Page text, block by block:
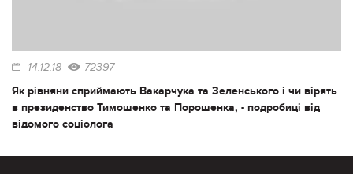
14.12.18 72397
Як рівняни сприймають Вакарчука та Зеленського і чи вірять
в президенство Тимошенко та Порошенка, - подробиці від
відомого соціолога